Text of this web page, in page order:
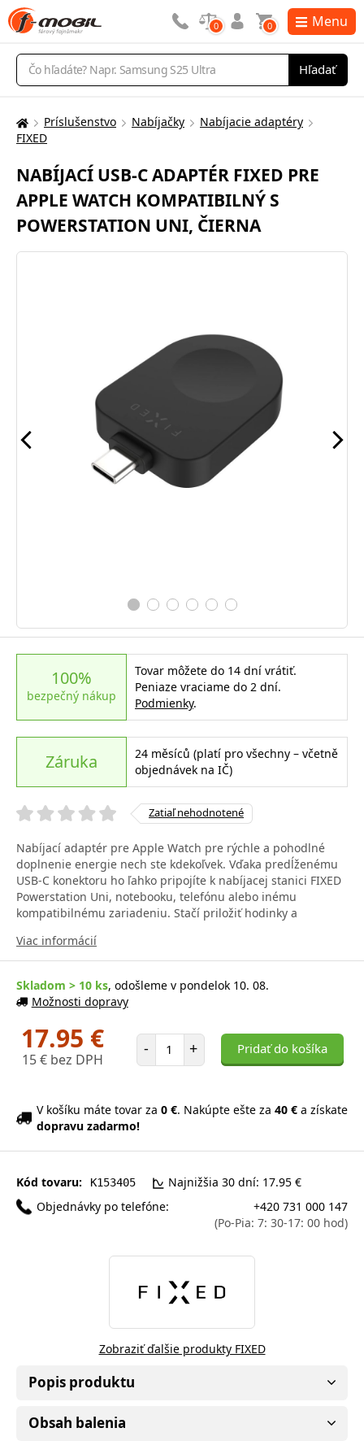
Vyhľadávanie
Hľadať
0 0 Menu
Tu
nachádzate:
Príslušenstvo Nabíjačky
Nabíjacie adaptéry
FIXED
NABÍJACÍ USB-C ADAPTÉR FIXED PRE
APPLE WATCH KOMPATIBILNÝ S
POWERSTATION UNI, ČIERNA
100%
bezpečný nákup
Tovar môžete do 14 dní vrátiť.
Peniaze vraciame do 2 dní.
Podmienky.
Záruka
24 měsíců (platí pro všechny – včetně
objednávek na IČ)
Zatiaľ nehodnotené
Nabíjací adaptér pre Apple Watch pre rýchle a pohodlné
doplnenie energie nech ste kdekoľvek. Vďaka predĺženému
USB-C konektoru ho ľahko pripojíte k nabíjacej stanici FIXED
Powerstation Uni, notebooku, telefónu alebo inému
kompatibilnému zariadeniu. Stačí priložiť hodinky a
Viac informácií
Skladom > 10 ks, odošleme v pondelok 10. 08.
Možnosti dopravy
17.95 €
15 € bez DPH
- Počet položiek
+ Pridať do košíka
V košíku máte tovar za 0 €. Nakúpte ešte za 40 € a získate
dopravu zadarmo!
Kód tovaru: K153405
Najnižšia 30 dní: 17.95 €
Objednávky po telefóne:
+420 731 000 147
(Po-Pia: 7: 30-17: 00 hod)
Zobraziť ďalšie produkty FIXED
Popis produktu
Obsah balenia